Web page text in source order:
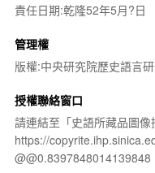
責任日期:乾隆52年5月?日
管理權
版權:中央研究院歷史語言
授權聯絡窗口
請連結至「史語所藏品圖像
https://
@@0.8397848014139848